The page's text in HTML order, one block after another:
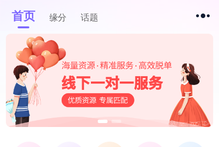
首页 缘分 话题